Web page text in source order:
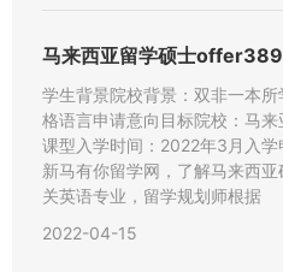
学生背景院校背景：双非一本
格语言申请意向目标院校：马
课型入学时间：2022年3月入
新马有你留学网，了解马来西
关英语专业，留学规划师根据
2022-04-15